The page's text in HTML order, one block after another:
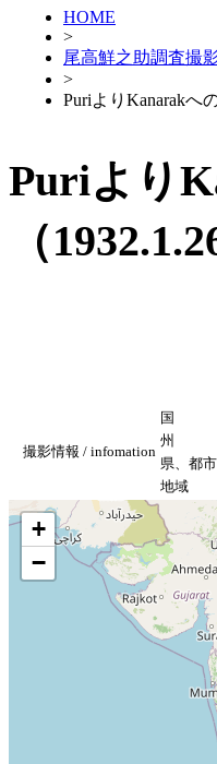
HOME
>
尾高鮮之助調査撮
>
PuriよりKanarakへ
Puriより
（
撮影情報 / infomation
国
州
県、都市
地域
+
−